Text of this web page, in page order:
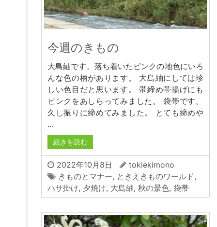
今週のきもの
大島紬です。落ち着いたピンクの地色にいろ
んな色の柄があります。 大島紬にしては珍
しい色目だと思います。 帯締め帯揚げにも
ピンクをあしらってみました。 袋帯です。
久し振りに締めてみました。 とても締めや
…
続きを読む
2022年10月8日
tokiekimono
きものとマナー, ときえきものワールド,
ハサ掛け, 夕焼け, 大島紬, 秋の景色, 袋帯